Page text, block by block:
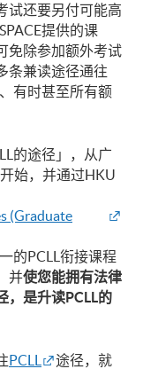
试还要另付可能高
提供的课
免除参加额外考试
条兼读途径通往
有时甚至所有额
的途径」，从广
开始，并通过HKU
(Graduate
的PCLL衔接课程
并使您能拥有法律
，是升读PCLL的
PCLL
途径，就